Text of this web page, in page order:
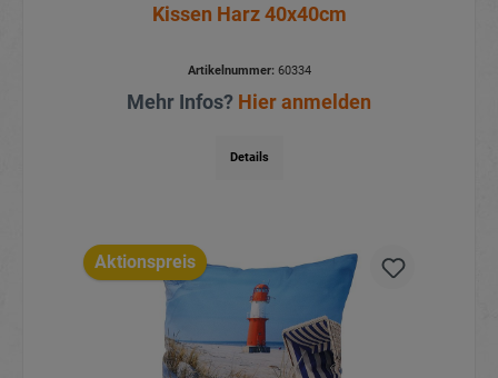
Kissen Harz 40x40cm
Artikelnummer:60334
Mehr Infos? Hier anmelden
Details
Aktionspreis